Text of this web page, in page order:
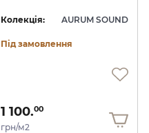
Колекція: AURUM SOUND
Під замовлення
1 100.00
грн/м2